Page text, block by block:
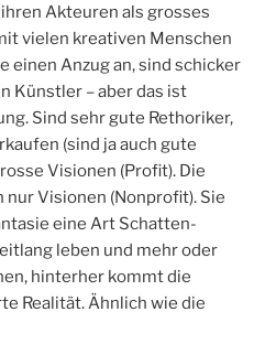
Akteuren als grosses
vielen kreativen Menschen
einen Anzug an, sind schicker
Künstler – aber das ist
Sind sehr gute Rethoriker,
(sind ja auch gute
Visionen (Profit). Die
Visionen (Nonprofit). Sie
eine Art Schatten-
leben und mehr oder
hinterher kommt die
Realität. Ähnlich wie die